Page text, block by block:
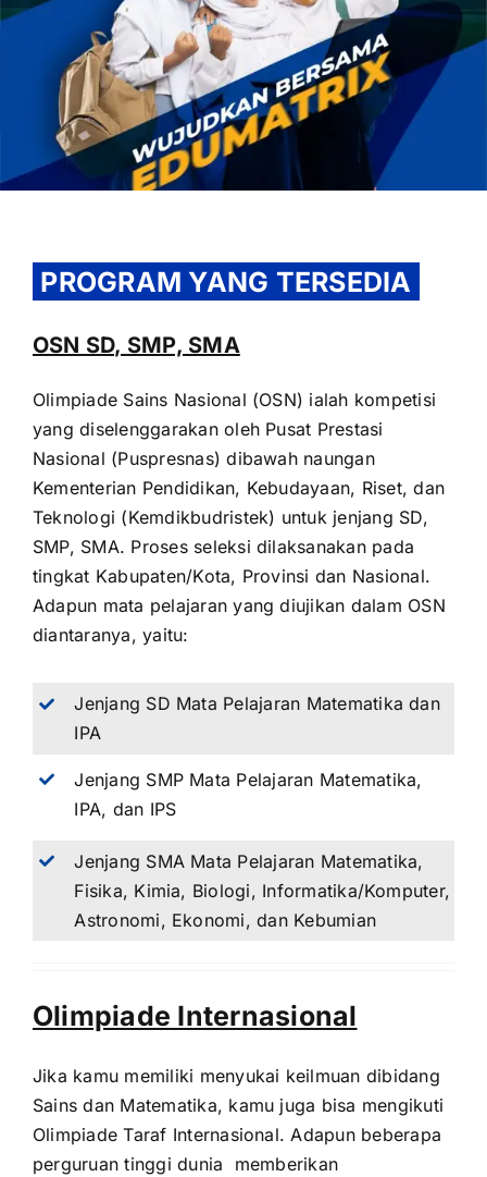
OUR PROGRAM
REGISTRATION
CONTACT US
PROGRAM YANG TERSEDIA
OSN SD, SMP, SMA
Olimpiade Sains Nasional (OSN) ialah kompetisi
yang diselenggarakan oleh Pusat Prestasi
Nasional (Puspresnas) dibawah naungan
Kementerian Pendidikan, Kebudayaan, Riset, dan
Teknologi (Kemdikbudristek) untuk jenjang SD,
SMP, SMA. Proses seleksi dilaksanakan pada
tingkat Kabupaten/Kota, Provinsi dan Nasional.
Adapun mata pelajaran yang diujikan dalam OSN
diantaranya, yaitu:
Jenjang SD Mata Pelajaran Matematika dan
IPA
Jenjang SMP Mata Pelajaran Matematika,
IPA, dan IPS
Jenjang SMA Mata Pelajaran Matematika,
Fisika, Kimia, Biologi, Informatika/Komputer,
Astronomi, Ekonomi, dan Kebumian
Olimpiade Internasional
Jika kamu memiliki menyukai keilmuan dibidang
Sains dan Matematika, kamu juga bisa mengikuti
Olimpiade Taraf Internasional. Adapun beberapa
perguruan tinggi dunia memberikan